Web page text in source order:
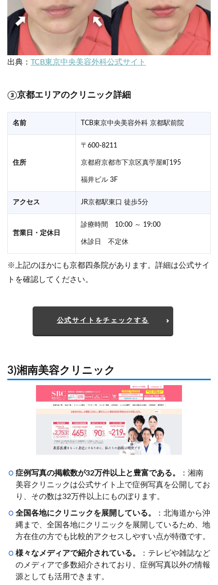
出典： TCB東京中央美容外科公式サイト
③京都エリアのクリニック詳細
名前 TCB東京中央美容外科 京都駅前院
住所
〒600-8211
京都府京都市下京区真苧屋町195
福井ビル 3F
アクセス JR京都駅東口 徒歩5分
営業日・定休日
診療時間 10:00 ～ 19:00
休診日 不定休
※上記のほかにも京都四条院があります。詳細は公式サイ
トを確認してください。
公式サイトをチェックする
3)湘南美容クリニック
症例写真の掲載数が32万件以上と豊富である。
：湘南
美容クリニックは公式サイト上で症例写真を公開してお
り、その数は32万件以上にものぼります。
全国各地にクリニックを展開している。
：北海道から沖
縄まで、全国各地にクリニックを展開しているため、地
方在住の方でも比較的アクセスしやすい点が特徴です。
様々なメディアで紹介されている。
：テレビや雑誌など
のメディアで多数紹介されており、症例写真以外の情報
源としても活用できます。